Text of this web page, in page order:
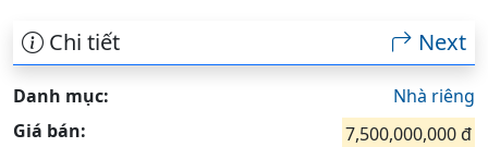
Chi tiết Next
Danh mục:
Nhà riêng
Giá bán:
7,500,000,000 đ